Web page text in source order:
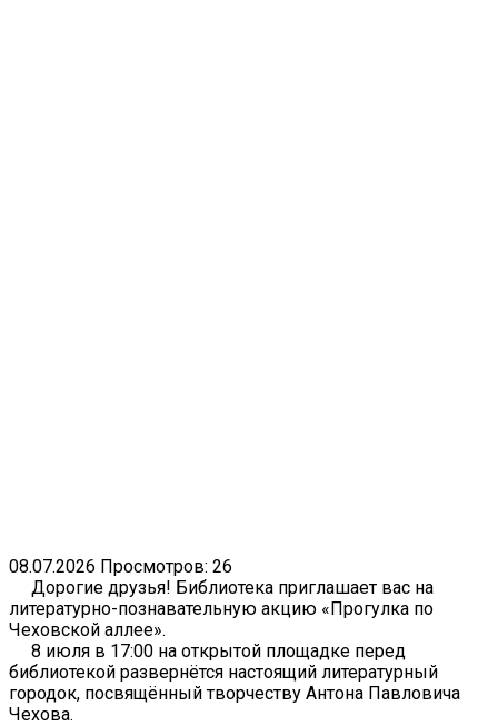
08.07.2026 Просмотров: 26
Дорогие друзья! Библиотека приглашает вас на
литературно-познавательную акцию «Прогулка по
Чеховской аллее».
8 июля в 17:00 на открытой площадке перед
библиотекой развернётся настоящий литературный
городок, посвящённый творчеству Антона Павловича
Чехова.